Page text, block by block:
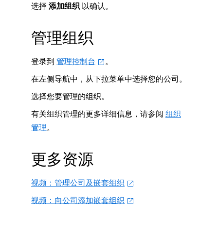
选择 添加组织 以确认。
管理组织
登录到 管理控制台
。
在左侧导航中，从下拉菜单中选择您的公司。
选择您要管理的组织。
有关组织管理的更多详细信息，请参阅 组织
管理。
更多资源
视频：管理公司及嵌套组织
视频：向公司添加嵌套组织